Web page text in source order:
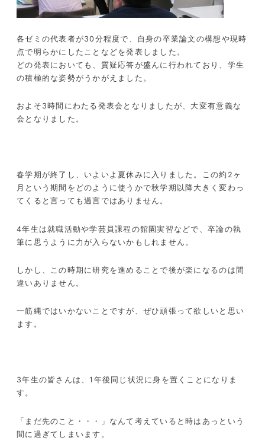
各ゼミの代表者が30 分程度で、自身の卒業論文の構想や現時
点で明らかにしたことなどを発表しました。
どの発表においても、質疑応答が盛んに行われており、学生
の積極的な姿勢がうかがえました。
およそ 3 時間にわたる発表会となりましたが、大変有意義な
会となりました。
春学期が終了し、いよいよ夏休みに入りました。この約 2 ヶ
月という期間をどのように使うかで秋学期以降大きく変わっ
てくると言っても過言ではありません。
4年生は就職活動や学芸員課程の館園実習などで、卒論の執
筆に思うように力が入らないかもしれません。
しかし、この時期に研究を進めることで後が楽になるのは間
違いありません。
一筋縄ではいかないことですが、ぜひ頑張って欲しいと思い
ます。
3年生の皆さんは、1 年後同じ状況に身を置くことになりま
す。
「まだ先のこと・・・」なんて考えていると時はあっという
間に過ぎてしまいます。